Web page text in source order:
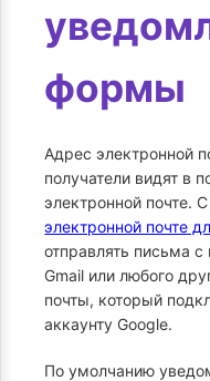
формы
Адрес электронной
получатели видят в
электронной почте.
электронной почте
отправлять письма с
Gmail или любого
почты, который
аккаунту Google.
По умолчанию